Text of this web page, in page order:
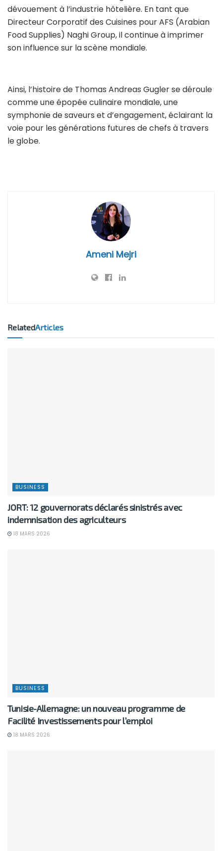
dévouement à l’industrie hôtelière. En tant que
Directeur Corporatif des Cuisines pour AFS (Arabian
Food Supplies) Naghi Group, il continue à imprimer
son influence sur la scène mondiale.
Ainsi, l’histoire de Thomas Andreas Gugler se déroule
comme une épopée culinaire mondiale, une
symphonie de saveurs et d’engagement, éclairant la
voie pour les générations futures de chefs à travers
le globe.
Ameni Mejri
RelatedArticles
BUSINESS
JORT: 12 gouvernorats déclarés sinistrés avec
indemnisation des agriculteurs
18 MARS 2026
BUSINESS
Tunisie-Allemagne: un nouveau programme de
Facilité Investissements pour l’emploi
18 MARS 2026